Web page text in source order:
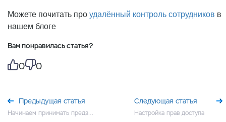
Можете почитать про удалённый контроль сотрудников в
нашем блоге
Вам понравилась статья?
0 0
Предыдущая статья
Начинаем принимать предзаказы!
Следующая статья
Настройка прав доступа